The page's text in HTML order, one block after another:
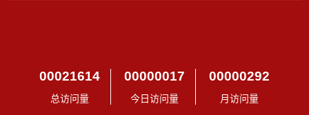
00021614
总访问量
00000017
今日访问量
00000292
月访问量